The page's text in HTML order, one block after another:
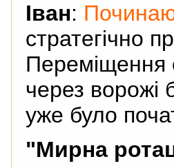
Іван:
стратегічно
Переміщення
через ворожі
уже було
"Мирна